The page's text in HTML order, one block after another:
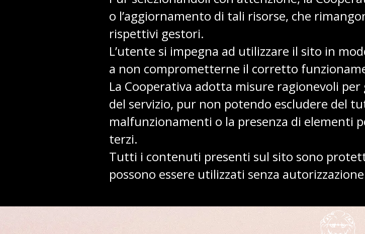
o l’aggiornamento di tali risorse, che
rispettivi gestori.
L’utente si impegna ad utilizzare il sito in
a non comprometterne il corretto
La Cooperativa adotta misure ragionevoli
del servizio, pur non potendo escludere del
malfunzionamenti o la presenza di elementi
terzi.
Tutti i contenuti presenti sul sito sono
possono essere utilizzati senza